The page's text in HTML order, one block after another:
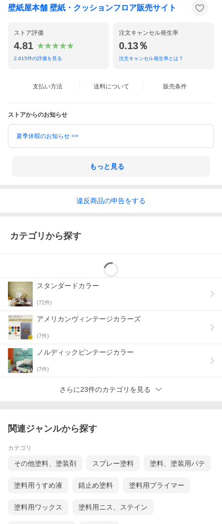
ザ・ブラックペイント 2L＋施工道具セット
壁紙屋本舗 壁紙・クッションフロア販売サイト
ストア評価
4.81
2,615件の評価を見る
注文キャンセル発生率
0.13％
注文キャンセル発生率とは？
支払い方法 送料について 販売条件
ストアからのお知らせ
夏季休暇のお知らせ >>
もっと見る
違反商品の申告をする
カテゴリから探す
スタンダードカラー
(72件)
アメリカンヴィンテージカラーズ
(7件)
ノルディックビンテージカラー
(7件)
さらに23件のカテゴリを見る
関連ジャンルから探す
カテゴリ
その他塗料、塗装剤 スプレー塗料 塗料、塗装用パテ
塗料用うすめ液 錆止め塗料 塗料用プライマー
塗料用ワックス 塗料用ニス、ステイン